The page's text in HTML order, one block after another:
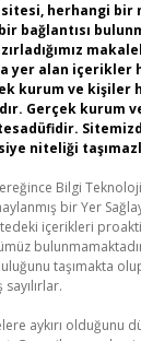
herhangi bir
bağlantısı
yer alan içerikler
kurum ve kişiler
Gerçek kurum
niteliği
Bilgi
bir Yer
içerikleri
taşımakta
aykırı olduğunu